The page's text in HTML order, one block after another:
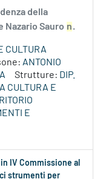
della
Nazario Sauro n.
CULTURA
ANTONIO
Strutture: DIP.
CULTURA E
E
IV Commissione al
strumenti per